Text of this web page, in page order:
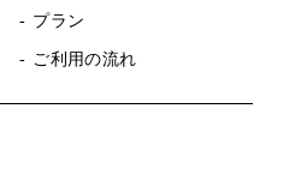
プラン
ご利用の流れ